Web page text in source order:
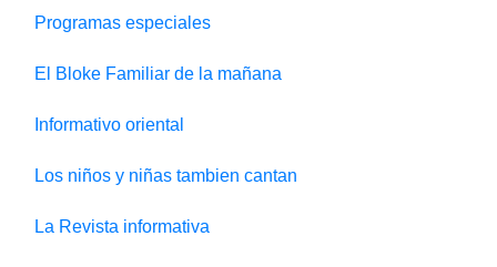
Programas especiales
El Bloke Familiar de la mañana
Informativo oriental
Los niños y niñas tambien cantan
La Revista informativa